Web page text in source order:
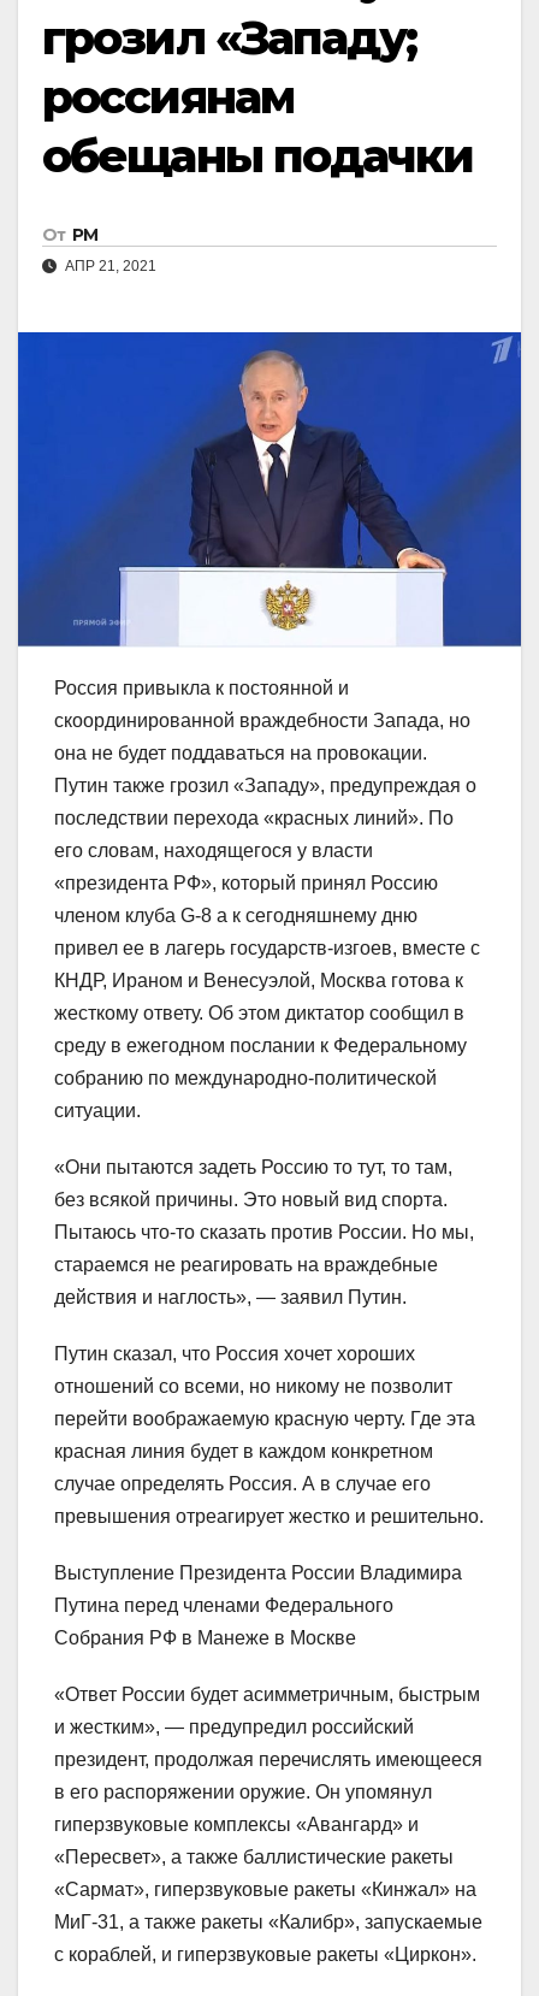
грозил «Западу;
россиянам
обещаны подачки
От РМ
АПР 21, 2021
Россия привыкла к постоянной и
скоординированной враждебности Запада, но
она не будет поддаваться на провокации.
Путин также грозил «Западу», предупреждая о
последствии перехода «красных линий». По
его словам, находящегося у власти
«президента РФ», который принял Россию
членом клуба G-8 а к сегодняшнему дню
привел ее в лагерь государств-изгоев, вместе с
КНДР, Ираном и Венесуэлой, Москва готова к
жесткому ответу. Об этом диктатор сообщил в
среду в ежегодном послании к Федеральному
собранию по международно-политической
ситуации.
«Они пытаются задеть Россию то тут, то там,
без всякой причины. Это новый вид спорта.
Пытаюсь что-то сказать против России. Но мы,
стараемся не реагировать на враждебные
действия и наглость», — заявил Путин.
Путин сказал, что Россия хочет хороших
отношений со всеми, но никому не позволит
перейти воображаемую красную черту. Где эта
красная линия будет в каждом конкретном
случае определять Россия. А в случае его
превышения отреагирует жестко и решительно.
Выступление Президента России Владимира
Путина перед членами Федерального
Собрания РФ в Манеже в Москве
«Ответ России будет асимметричным, быстрым
и жестким», — предупредил российский
президент, продолжая перечислять имеющееся
в его распоряжении оружие. Он упомянул
гиперзвуковые комплексы «Авангард» и
«Пересвет», а также баллистические ракеты
«Сармат», гиперзвуковые ракеты «Кинжал» на
МиГ-31, а также ракеты «Калибр», запускаемые
с кораблей, и гиперзвуковые ракеты «Циркон».